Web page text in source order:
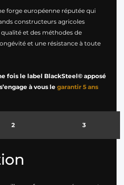
forge européenne réputée qui
constructeurs agricoles
et des méthodes de
et une résistance à toute
fois le label BlackSteel© apposé
à vous legarantir 5 ans
2 3